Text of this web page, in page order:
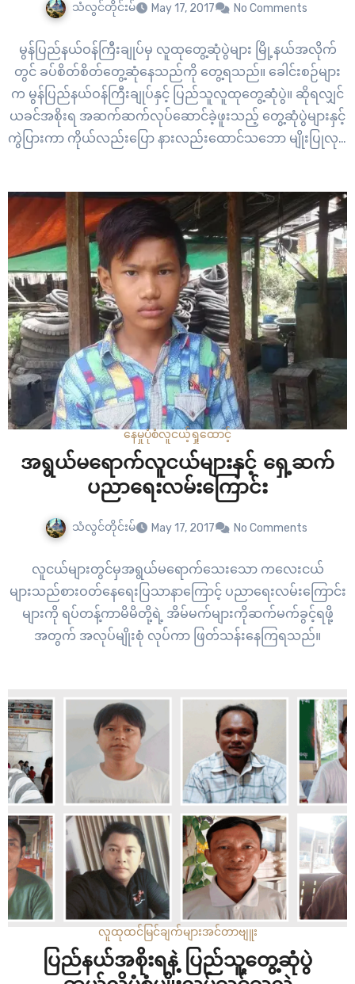
သံလွင်တိုင်းမ် May 17, 2017 No Comments
မွန်ပြည်နယ်ဝန်ကြီးချုပ်မှ လူထုတွေ့ဆုံပွဲများ မြို့နယ်အလိုက်
တွင် ခပ်စိတ်စိတ်တွေ့ဆုံနေသည်ကို တွေ့ရသည်။ ခေါင်းစဉ်များ
က မွန်ပြည်နယ်ဝန်ကြီးချုပ်နှင့် ပြည်သူလူထုတွေ့ဆုံပွဲ။ ဆိုရလျှင်
ယခင်အစိုးရ အဆက်ဆက်လုပ်ဆောင်ခဲ့ဖူးသည့် တွေ့ဆုံပွဲများနှင့်
ကွဲပြားကာ ကိုယ်လည်းပြော နားလည်းထောင်သဘော မျိုးပြုလုပ်
သော်လည်း လူထု တွေ့ဆုံပွဲတွေလုပ်ခဲ့သည်။ လုပ်နေဆဲ။ လုပ်အုံး
မည်ကို သတင်းများအရသိရသည်။ အချို့လုပ်ပြီး မြို့များတွင်
ပြည်သူနည်းပြီး ဌာနဆိုင်ရာများသည်…
နေမှုပုံစံလူငယ့်ရှုထောင့်
အရွယ်မရောက်လူငယ်များနှင့် ရှေ့ဆက်
ပညာရေးလမ်းကြောင်း
သံလွင်တိုင်းမ် May 17, 2017 No Comments
လူငယ်များတွင်မှအရွယ်မရောက်သေးသော ကလေးငယ်
များသည်စားဝတ်နေရေးပြသာနာကြောင့် ပညာရေးလမ်းကြောင်း
များကို ရပ်တန့်ကာမိမိတို့ရဲ့ အိမ်မက်များကိုဆက်မက်ခွင့်ရဖို့
အတွက် အလုပ်မျိုးစုံ လုပ်ကာ ဖြတ်သန်းနေကြရသည်။
လူထုထင်မြင်ချက်များအင်တာဗျူး
ပြည်နယ်အစိုးရနဲ့ ပြည်သူ့တွေ့ဆုံပွဲ